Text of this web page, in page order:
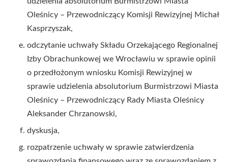
Oleśnicy – Przewodniczący Komisji Rewizyjnej Michał
Kasprzyszak,
odczytanie uchwały Składu Orzekającego Regionalnej
Izby Obrachunkowej we Wrocławiu w sprawie opinii
o przedłożonym wniosku Komisji Rewizyjnej w
sprawie udzielenia absolutorium Burmistrzowi Miasta
Oleśnicy – Przewodniczący Rady Miasta Oleśnicy
Aleksander Chrzanowski,
dyskusja,
rozpatrzenie uchwały w sprawie zatwierdzenia